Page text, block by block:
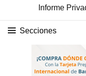
Informe
Secciones